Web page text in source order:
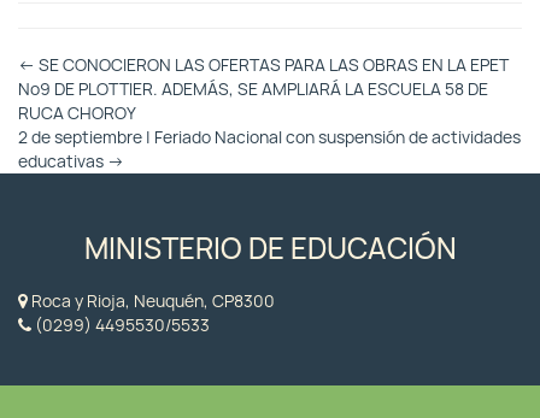
Otras
Entradas
← SE CONOCIERON LAS OFERTAS PARA LAS OBRAS EN LA EPET
Nº9 DE PLOTTIER. ADEMÁS, SE AMPLIARÁ LA ESCUELA 58 DE
RUCA CHOROY
2 de septiembre | Feriado Nacional con suspensión de actividades
educativas →
MINISTERIO DE EDUCACIÓN
Roca y Rioja, Neuquén, CP8300
(0299) 4495530/5533